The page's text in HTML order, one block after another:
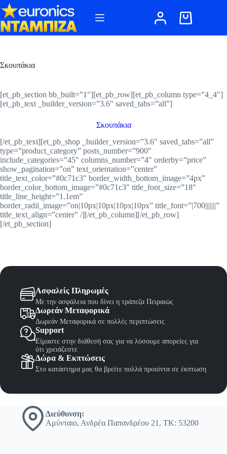
Μετάβαση
στο
περιεχόμενο
Καλάθι
Σκουπάκια
[et_pb_section bb_built=”1″][et_pb_row][et_pb_column type=”4_4″]
[et_pb_text _builder_version=”3.6″ saved_tabs=”all”]
Σκουπάκια
[/et_pb_text][et_pb_shop _builder_version=”3.6″ saved_tabs=”all”
type=”product_category” posts_number=”900″
include_categories=”45″ columns_number=”4″ orderby=”price”
show_pagination=”on” text_orientation=”center”
title_text_color=”#0c71c3″ border_width_bottom_image=”4px”
border_color_bottom_image=”#0c71c3″ title_font_size=”18″
title_line_height=”1.1em”
border_radii_image=”on|10px|10px|10px|10px” title_font=”|700|||||||”
title_text_align=”center” /][/et_pb_column][/et_pb_row]
[/et_pb_section]
Ασφαλείς Πληρωμές
Με την ασφάλεια που δίνει η τράπεζα Πειραιώς
Δωρεάν Μεταφορικά
Δωρεάν Μεταφορικά σε πολλές περιπτώσεις
Support
Είμαστε στην διάθεσή σας για να λύσουμε απορείες για
ότι χρειάζεστε
Δώρα & Εκπτώσεις
Στο κατάστημα μας θα βρείτε πολλά προιόντα σε έκπτωση
Διεύθυνση:
Αμύνταιο, Ανδρέα Παπανδρέου 21, ΤΚ: 53200